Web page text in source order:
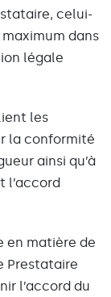
celui-
dans
légale
les
la conformité
ainsi qu’à
l’accord
en matière de
Prestataire
l’accord du